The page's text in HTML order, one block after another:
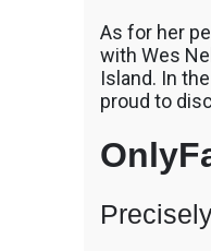
As for her
with Wes
Island. In
proud to